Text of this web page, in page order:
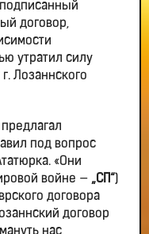
договор,
утратил силу
Лозаннского
под вопрос
«Они
войне — „СП“)
договора
договор